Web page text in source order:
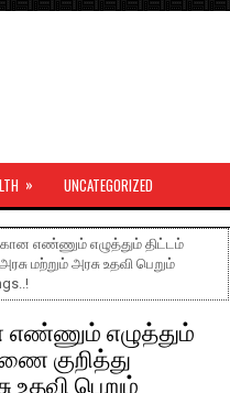
» UNCATEGORIZED
எண்ணும் எழுத்தும் திட்டம்
மற்றும் அரசு உதவி பெறும்
எண்ணும் எழுத்தும்
குறித்து
உதவி பெறும்